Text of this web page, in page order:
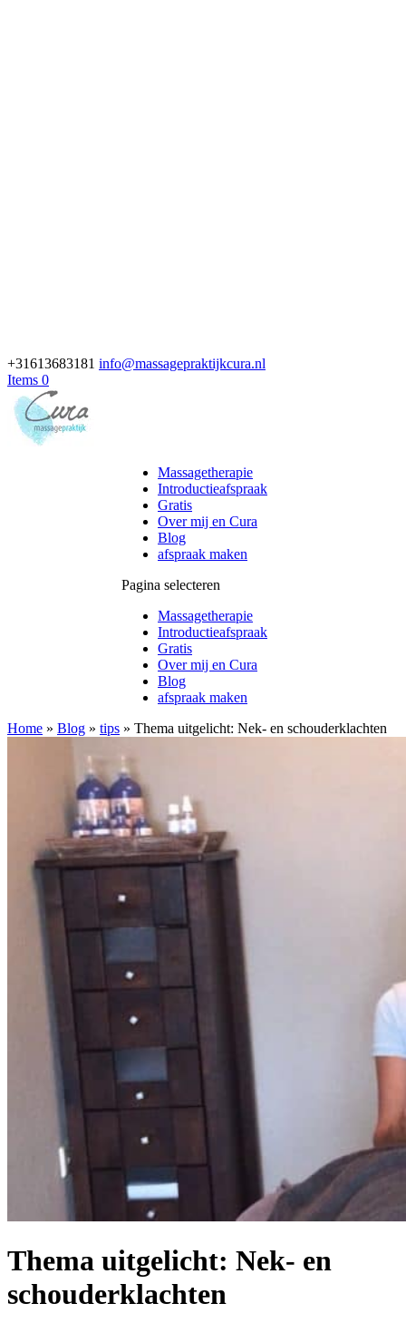
+31613683181 info@massagepraktijkcura.nl
Items 0
Massagetherapie
Introductieafspraak
Gratis
Over mij en Cura
Blog
afspraak maken
Pagina selecteren
Massagetherapie
Introductieafspraak
Gratis
Over mij en Cura
Blog
afspraak maken
Home » Blog » tips » Thema uitgelicht: Nek- en schouderklachten
Thema uitgelicht: Nek- en
schouderklachten